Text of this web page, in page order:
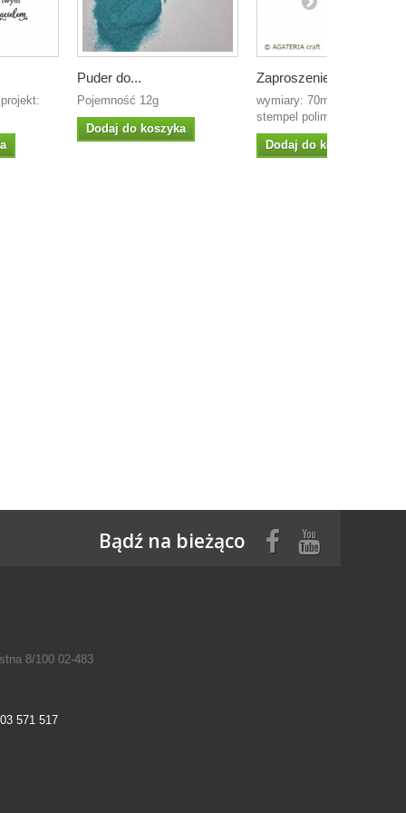
Puder do...
Pojemność 12g
Dodaj do koszyka
Zaproszenie...
wymiary: 70mm x 30mm
stempel polimerowy
Dodaj do koszyka
Bądź na bieżąco
8/100 02-483
571 517